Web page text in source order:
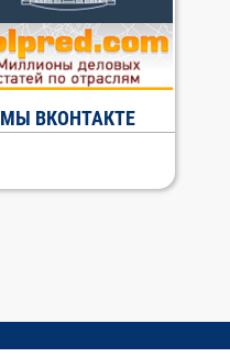
МЫ ВКОНТАКТЕ